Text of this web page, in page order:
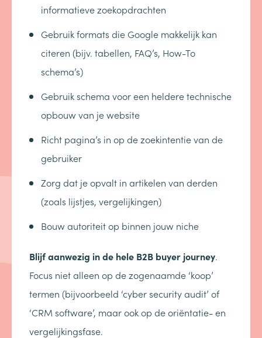
informatieve zoekopdrachten
Gebruik formats die Google makkelijk kan
citeren (bijv. tabellen, FAQ’s, How-To
schema’s)
Gebruik schema voor een heldere technische
opbouw van je website
Richt pagina’s in op de zoekintentie van de
gebruiker
Zorg dat je opvalt in artikelen van derden
(zoals lijstjes, vergelijkingen)
Bouw autoriteit op binnen jouw niche
Blijf aanwezig in de hele B2B buyer journey.
Focus niet alleen op de zogenaamde ‘koop’
termen (bijvoorbeeld ‘cyber security audit’ of
‘CRM software’, maar ook op de oriëntatie- en
vergelijkingsfase.